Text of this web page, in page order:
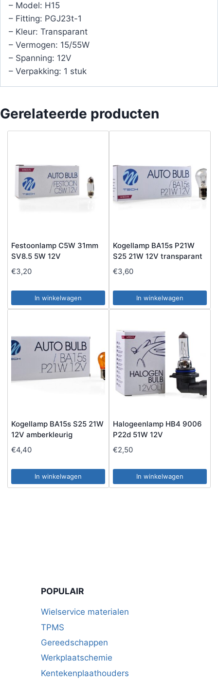
– Model: H15
– Fitting: PGJ23t-1
– Kleur: Transparant
– Vermogen: 15/55W
– Spanning: 12V
– Verpakking: 1 stuk
Gerelateerde producten
Festoonlamp C5W 31mm
SV8.5 5W 12V
€3,20
In winkelwagen
Kogellamp BA15s P21W
S25 21W 12V transparant
€3,60
In winkelwagen
Kogellamp BA15s S25 21W
12V amberkleurig
€4,40
In winkelwagen
Halogeenlamp HB4 9006
P22d 51W 12V
€2,50
In winkelwagen
POPULAIR
Wielservice materialen
TPMS
Gereedschappen
Werkplaatschemie
Kentekenplaathouders